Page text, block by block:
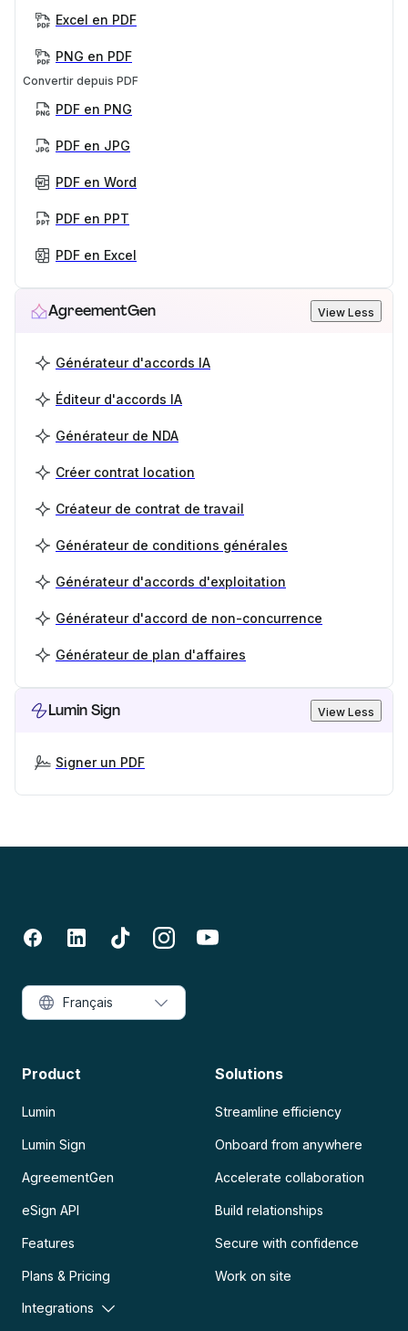
Excel en PDF
PNG en PDF
Convertir depuis PDF
PDF en PNG
PDF en JPG
PDF en Word
PDF en PPT
PDF en Excel
AgreementGen View Less
Générateur d'accords IA
Éditeur d'accords IA
Générateur de NDA
Créer contrat location
Créateur de contrat de travail
Générateur de conditions générales
Générateur d'accords d'exploitation
Générateur d'accord de non-concurrence
Générateur de plan d'affaires
Lumin Sign View Less
Signer un PDF
Product
Lumin
Lumin Sign
AgreementGen
eSign API
Features
Plans & Pricing
Integrations
Solutions
Streamline efficiency
Onboard from anywhere
Accelerate collaboration
Build relationships
Secure with confidence
Work on site
Français